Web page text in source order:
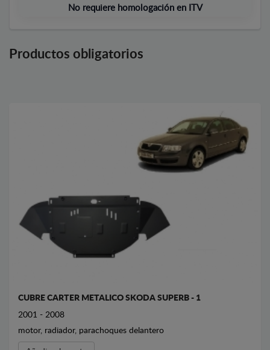
No requiere homologación en ITV
Productos obligatorios
CUBRE CARTER METALICO SKODA SUPERB - 1
2001 - 2008
motor, radiador, parachoques delantero